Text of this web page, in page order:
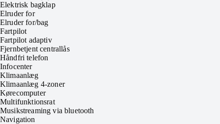
Elektrisk bagklap
Elruder for
Elruder for/bag
Fartpilot
Fartpilot adaptiv
Fjernbetjent centrallås
Håndfri telefon
Infocenter
Klimaanlæg
Klimaanlæg 4-zoner
Kørecomputer
Multifunktionsrat
Musikstreaming via bluetooth
Navigation